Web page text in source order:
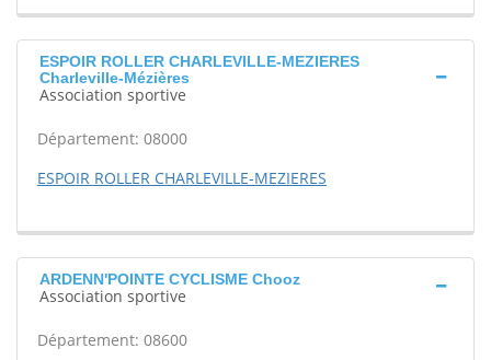
ESPOIR ROLLER CHARLEVILLE-MEZIERES
Charleville-Mézières
Association sportive
Département: 08000
ESPOIR ROLLER CHARLEVILLE-MEZIERES
ARDENN'POINTE CYCLISME Chooz
Association sportive
Département: 08600